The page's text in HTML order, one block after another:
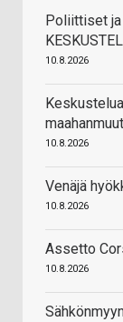
Poliittiset
10.8.2026
10.8.2026
Venäjä
10.8.2026
Assetto
10.8.2026